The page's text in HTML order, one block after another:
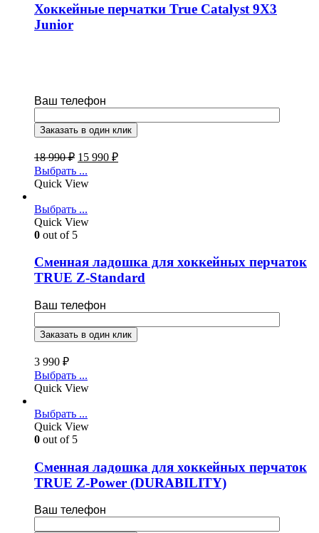
Хоккейные перчатки True Catalyst 9X3
Junior
Ваш телефон
18 990₽ 15 990 ₽
Выбрать ...
Quick View
Выбрать ...
Quick View
0 out of 5
Cменная ладошка для хоккейных перчаток
TRUE Z-Standard
Ваш телефон
3 990 ₽
Выбрать ...
Quick View
Выбрать ...
Quick View
0 out of 5
Cменная ладошка для хоккейных перчаток
TRUE Z-Power (DURABILITY)
Ваш телефон